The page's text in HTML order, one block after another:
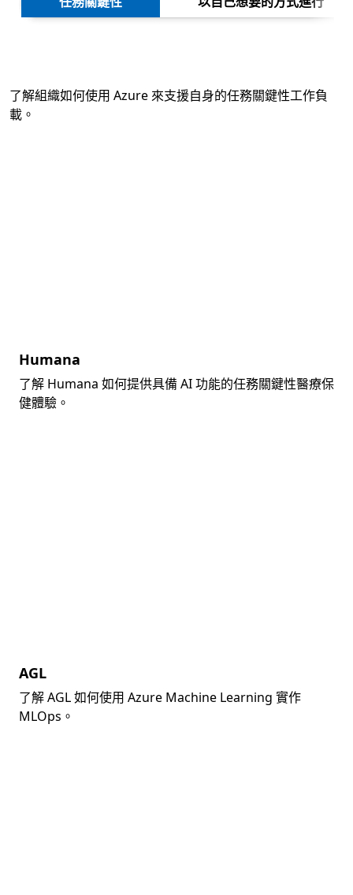
了解組織如何使用 Azure 來支援自身的任務關鍵性工作負
載。
Humana
了解 Humana 如何提供具備 AI 功能的任務關鍵性醫療保
健體驗。
AGL
了解 AGL 如何使用 Azure Machine Learning 實作
MLOps。